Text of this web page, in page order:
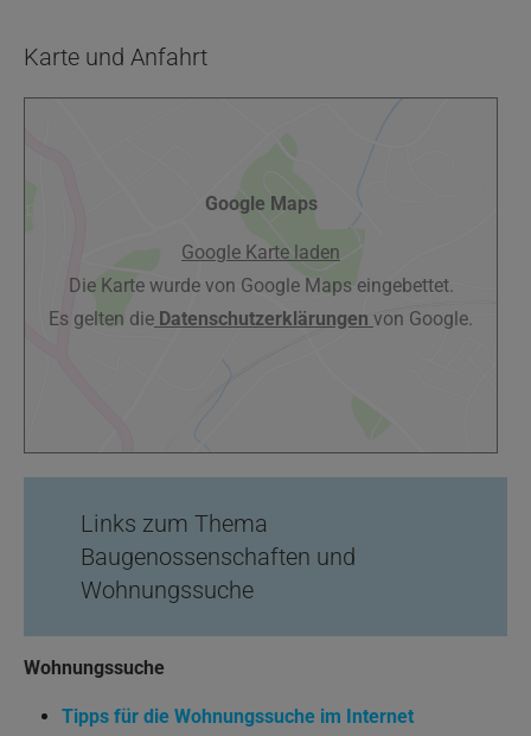
Karte und Anfahrt
Google Maps
Google Karte laden
Die Karte wurde von Google Maps eingebettet.
Es gelten die Datenschutzerklärungen von Google.
Links zum Thema
Baugenossenschaften und
Wohnungssuche
Wohnungssuche
Tipps für die Wohnungssuche im Internet